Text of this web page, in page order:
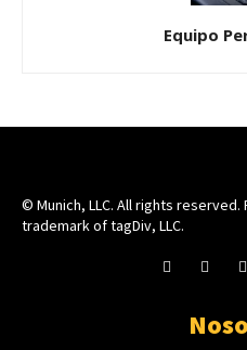
Equipo
© Munich, LLC. All rights
trademark of tagDiv, LLC.